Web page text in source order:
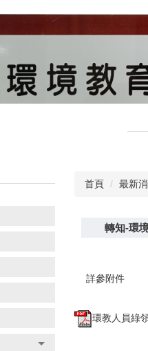
首頁 最新
轉知-環
詳參附件
環教人員綠